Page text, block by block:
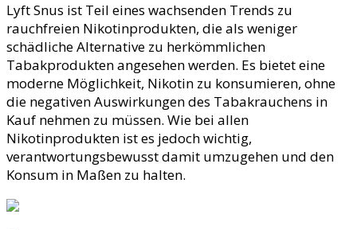
Lyft Snus ist Teil eines wachsenden Trends zu
rauchfreien Nikotinprodukten, die als weniger
schädliche Alternative zu herkömmlichen
Tabakprodukten angesehen werden. Es bietet eine
moderne Möglichkeit, Nikotin zu konsumieren, ohne
die negativen Auswirkungen des Tabakrauchens in
Kauf nehmen zu müssen. Wie bei allen
Nikotinprodukten ist es jedoch wichtig,
verantwortungsbewusst damit umzugehen und den
Konsum in Maßen zu halten.